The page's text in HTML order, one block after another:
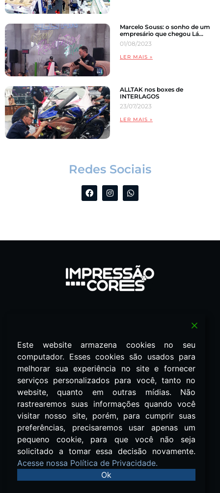
Marcelo Souss: o sonho de um
empresário que chegou Lá…
01/08/2023
LER MAIS »
ALLTAK nos boxes de
INTERLAGOS
23/07/2023
LER MAIS »
Redes Sociais
Política de Privacidade
terranovacomunic@gmail.com
(11) 99966-5246
Revista Impressão & Cores 2026
Todos os Direitos Reservados.
Associada a
Este website armazena cookies no seu
computador. Esses cookies são usados ​​para
melhorar sua experiência no site e fornecer
serviços personalizados para você, tanto no
website, quanto em outras mídias. Não
rastrearemos suas informações quando você
visitar nosso site, porém, para cumprir suas
preferências, precisaremos usar apenas um
pequeno cookie, para que você não seja
solicitado a tomar essa decisão novamente.
Acesse nossa Política de Privacidade.
Ok